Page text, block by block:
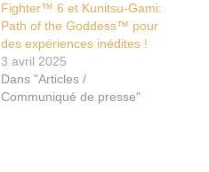
Fighter™ 6 et Kunitsu-Gami:
Path of the Goddess™ pour
des expériences inédites !
3 avril 2025
Dans "Articles /
Communiqué de presse"